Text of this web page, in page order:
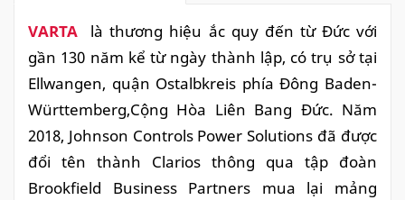
VARTA là thương hiệu ắc quy đến từ Đức với
gần 130 năm kể từ ngày thành lập, có trụ sở tại
Ellwangen, quận Ostalbkreis phía Đông Baden-
Württemberg,Cộng Hòa Liên Bang Đức. Năm
2018, Johnson Controls Power Solutions đã được
đổi tên thành Clarios thông qua tập đoàn
Brookfield Business Partners mua lại mảng